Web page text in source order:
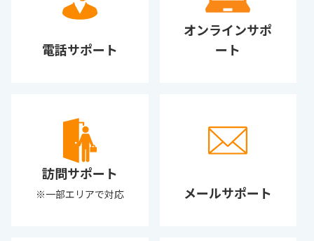
電話サポート
オンラインサポ
ート
訪問サポート
※一部エリアで対応 メールサポート